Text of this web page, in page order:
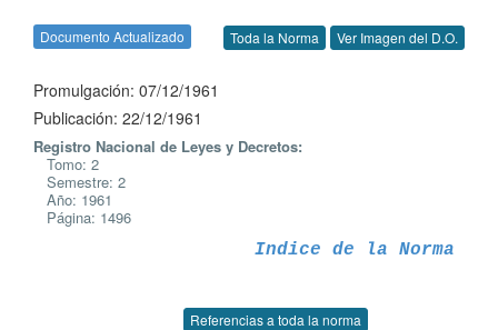
Documento Actualizado Toda la Norma Ver Imagen del D.O.
Promulgación: 07/12/1961
Publicación: 22/12/1961
Registro Nacional de Leyes y Decretos:
Tomo: 2
Semestre: 2
Año: 1961
Página: 1496
Indice de la Norma
Referencias a toda la norma